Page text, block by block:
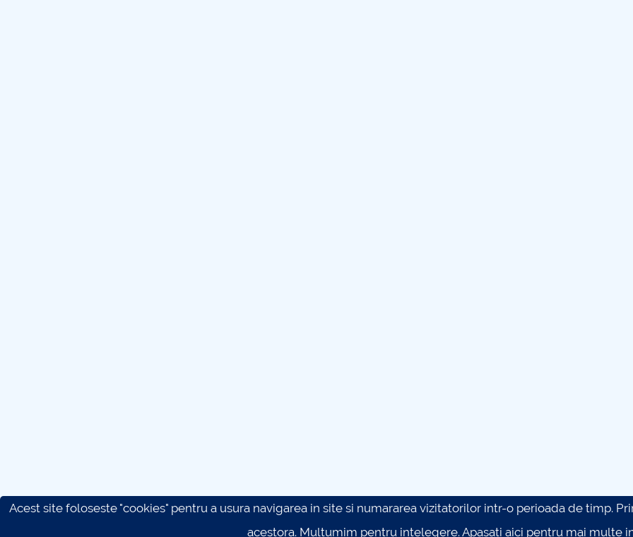
Acest site foloseste "cookies" pentru a usura navigarea in site si numararea vizitatorilor intr-o perioada de timp.
acestora. Multumim pentru intelegere.Apasati aici pentru mai multe